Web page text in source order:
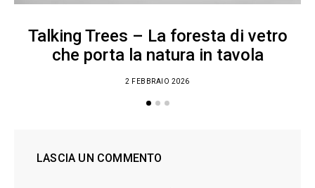
Talking Trees – La foresta di vetro
che porta la natura in tavola
2 FEBBRAIO 2026
LASCIA UN COMMENTO